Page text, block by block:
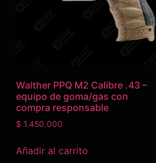
Walther PPQ M2 Calibre .43 –
equipo de goma/gas con
compra responsable
$ 1.450.000
Añadir al carrito